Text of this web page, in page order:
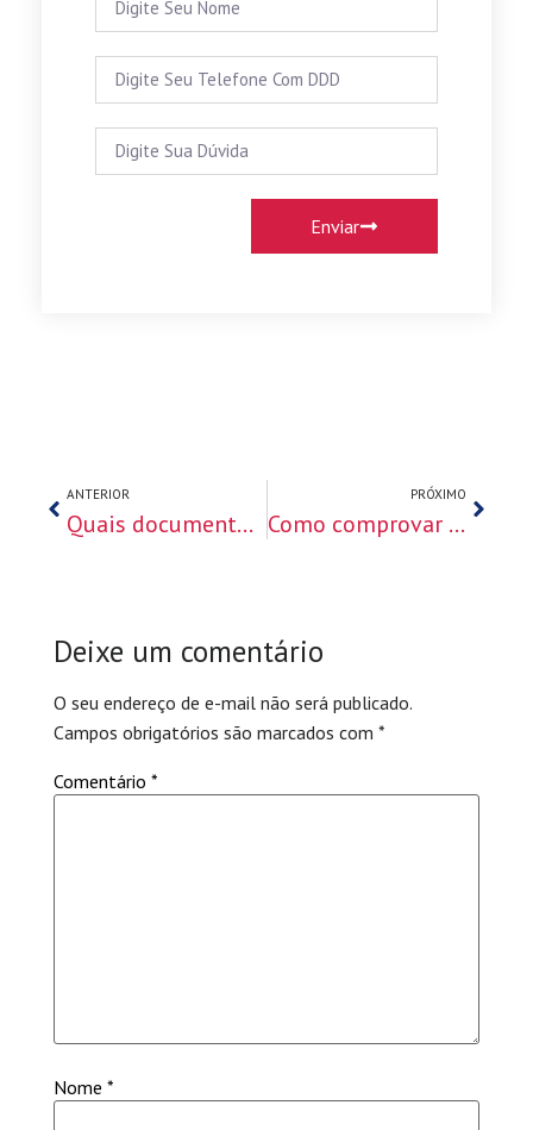
Enviar
ANTERIOR
Quais documentos necessários para renovar visto americano?
PRÓXIMO
Como comprovar renda para o Visto Americano
Deixe um comentário
O seu endereço de e-mail não será publicado.
Campos obrigatórios são marcados com *
Comentário *
Nome *